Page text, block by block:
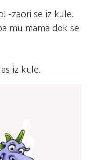
-zaori se iz kule.
mu mama dok se
iz kule.